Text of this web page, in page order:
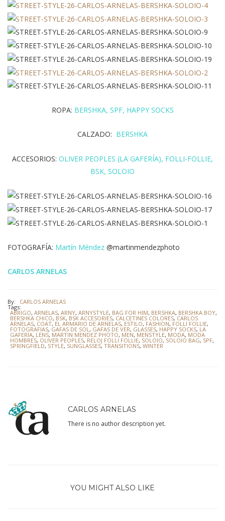
ROPA: BERSHKA, SPF, HAPPY SOCKS
CALZADO: BERSHKA
ACCESORIOS: OLIVER PEOPLES (LA GAFERÍA), FOLLI-FOLLIE,
BSK, SOLOIO
FOTOGRAFÍA: Martín Méndez @martinmendezphoto
CARLOS ARNELAS
By: CARLOS ARNELAS
Tags:
ABRIGO, ARNELAS, ARNY, ARNYSTYLE, BAG FOR HIM, BERSHKA, BERSHKA BOY,
BERSHKA CHICO, BSK, BSK ACCESORIES, CALCETINES COLORES, CARLOS
ARNELAS, COAT, EL ARMARIO DE ARNELAS, ESTILO, FASHION, FOLLI FOLLIE,
FOTOGRAFIAS, GAFAS DE SOL, GAFAS DE VER, GLASSES, HAPPY SOCKS, LA
GAFERIA, LENS, MARTIN MENDEZ PHOTO, MEN, MENSTYLE, MODA, MODA
HOMBRES, OLIVER PEOPLES, RELOJ FOLLI FOLLIE, SOLOIO, SOLOIO BAG, SPF,
SPRINGFIELD, STYLE, SUNGLASSES, TRANSITIONS, WINTER
CARLOS ARNELAS
There is no author description yet.
YOU MIGHT ALSO LIKE